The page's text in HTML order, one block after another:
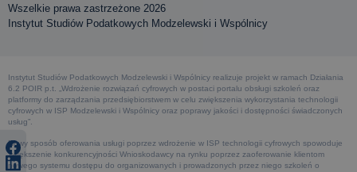
Wszelkie prawa zastrzeżone 2026
Instytut Studiów Podatkowych Modzelewski i Wspólnicy
Instytut Studiów Podatkowych Modzelewski i Wspólnicy realizuje projekt w ramach Działania
6.2 POIR p.t. „Wdrożenie rozwiązań cyfrowych w postaci portalu obsługi szkoleń oraz
platformy do zarządzania przedsiębiorstwem w celu zwiększenia wykorzystania technologii
cyfrowych w ISP Modzelewski i Wspólnicy oraz poprawy jakości i dostępności świadczonych
usług”.
Nowy sposób oferowania usługi poprzez wdrożenie w ISP technologii cyfrowych spowoduje
zwiększenie konkurencyjności Wnioskodawcy na rynku poprzez zaoferowanie klientom
nowego systemu dostępu do organizowanych i prowadzonych przez niego szkoleń o